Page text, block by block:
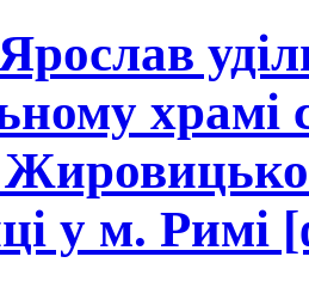
храмі
у м. Римі